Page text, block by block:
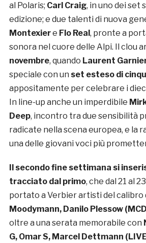
al Polaris; Carl Craig, in uno dei set
edizione; e due talenti di nuova
Montexiere Flo Real , pronte a
sonora nel cuore delle Alpi. Il clou
novembre, quando Laurent
speciale con un set esteso di
appositamente per celebrare i
In line-up anche un imperdibile
Deep, incontro tra due sensibilità
radicate nella scena europea, e la
una delle giovani voci più
Il secondo fine settimana si
tracciato dal primo, che dal 21 al
portato a Verbier artisti del calibro
Moodymann, Danilo Plessow
oltre a una serata memorabile con
G, Omar S, Marcel Dettmann